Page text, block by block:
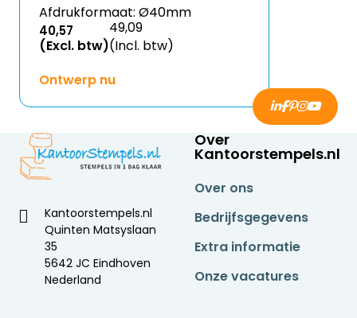
Afdrukformaat: Ø40mm
40,57
(Excl. btw)
49,09
(Incl. btw)
Ontwerp nu
Kantoorstempels.nl
Quinten Matsyslaan
35
5642 JC Eindhoven
Nederland
Over
Kantoorstempels.nl
Over ons
Bedrijfsgegevens
Extra informatie
Onze vacatures